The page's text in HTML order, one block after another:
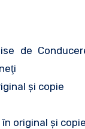
de
şi copie
original şi copie